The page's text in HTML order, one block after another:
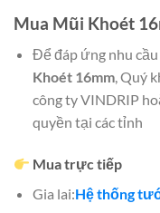
Mua Mũi Khoét
Để đáp ứng nhu cầu
Khoét 16mm, Quý
công ty VINDRIP
quyền tại các tỉnh
Mua trực tiếp
Gia lai:Hệ thống